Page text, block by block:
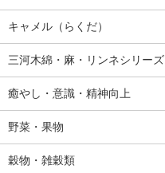
キャメル（らくだ）
三河木綿・麻・リンネシリーズ
癒やし・意識・精神向上
野菜・果物
穀物・雑穀類